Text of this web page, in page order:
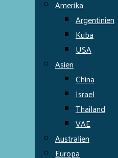
Amerika
Argentinien
Kuba
USA
Asien
China
Israel
Thailand
VAE
Australien
Europa